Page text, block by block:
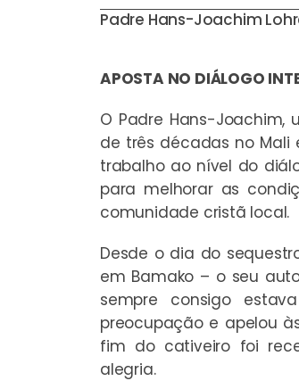
Padre Hans-Joachim
APOSTA NO DIÁLOGO
O Padre Hans-Joachim,
de três décadas no
trabalho ao nível do
para melhorar as
comunidade cristã local.
Desde o dia do
em Bamako – o seu
sempre consigo
preocupação e apelou
fim do cativeiro foi
alegria.